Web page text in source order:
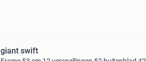
giant swift